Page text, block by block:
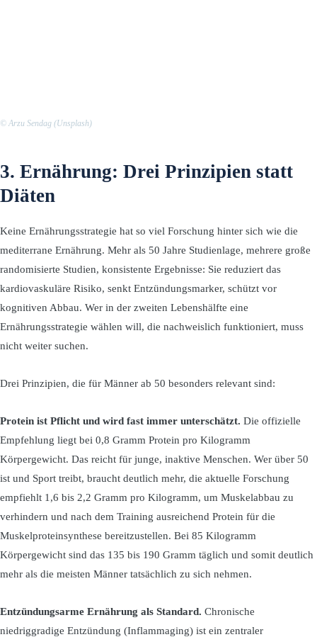
© Arzu Sendag (Unsplash)
3. Ernährung: Drei Prinzipien statt
Diäten
Keine Ernährungsstrategie hat so viel Forschung hinter sich wie die
mediterrane Ernährung. Mehr als 50 Jahre Studienlage, mehrere große
randomisierte Studien, konsistente Ergebnisse: Sie reduziert das
kardiovaskuläre Risiko, senkt Entzündungsmarker, schützt vor
kognitiven Abbau. Wer in der zweiten Lebenshälfte eine
Ernährungsstrategie wählen will, die nachweislich funktioniert, muss
nicht weiter suchen.
Drei Prinzipien, die für Männer ab 50 besonders relevant sind:
Protein ist Pflicht und wird fast immer unterschätzt. Die offizielle
Empfehlung liegt bei 0,8 Gramm Protein pro Kilogramm
Körpergewicht. Das reicht für junge, inaktive Menschen. Wer über 50
ist und Sport treibt, braucht deutlich mehr, die aktuelle Forschung
empfiehlt 1,6 bis 2,2 Gramm pro Kilogramm, um Muskelabbau zu
verhindern und nach dem Training ausreichend Protein für die
Muskelproteinsynthese bereitzustellen. Bei 85 Kilogramm
Körpergewicht sind das 135 bis 190 Gramm täglich und somit deutlich
mehr als die meisten Männer tatsächlich zu sich nehmen.
Entzündungsarme Ernährung als Standard. Chronische
niedriggradige Entzündung (Inflammaging) ist ein zentraler